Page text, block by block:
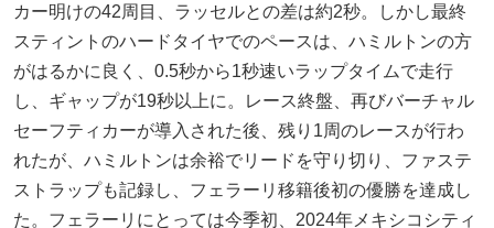
カー明けの42周目、ラッセルとの差は約2秒。しかし最終
スティントのハードタイヤでのペースは、ハミルトンの方
がはるかに良く、0.5秒から1秒速いラップタイムで走行
し、ギャップが19秒以上に。レース終盤、再びバーチャル
セーフティカーが導入された後、残り1周のレースが行わ
れたが、ハミルトンは余裕でリードを守り切り、ファステ
ストラップも記録し、フェラーリ移籍後初の優勝を達成し
た。フェラーリにとっては今季初、2024年メキシコシティ